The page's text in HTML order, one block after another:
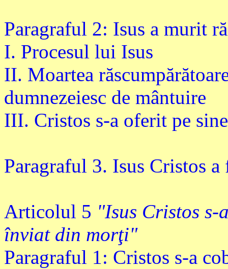
Paragraful 2: Isus a murit
I. Procesul lui Isus
II. Moartea
dumnezeiesc de mântuire
III. Cristos s-a oferit pe
Paragraful 3. Isus Cristos
Articolul 5 "Isus Cristos
înviat din morţi"
Paragraful 1: Cristos s-a